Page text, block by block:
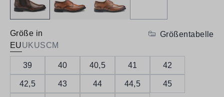
Größe in
EUUKUSCM
Größentabelle
39 40 40,5 41 42
42,5 43 44 44,5 45